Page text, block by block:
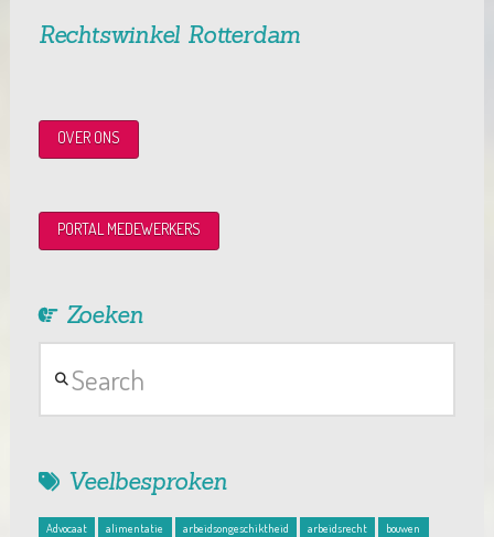
Rechtswinkel Rotterdam
OVER ONS
PORTAL MEDEWERKERS
Zoeken
Veelbesproken
Advocaat alimentatie arbeidsongeschiktheid arbeidsrecht bouwen